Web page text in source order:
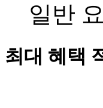
일반
최대 혜택